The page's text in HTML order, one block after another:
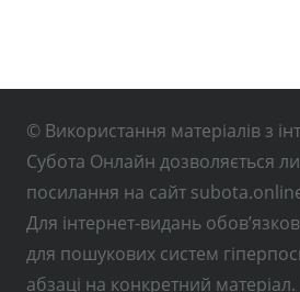
© Використання матеріалів з
Субота Онлайн дозволяється
посилання на сайт
Для інтернет-видань
для пошукових систем
абзаці на конкретний матеріал.